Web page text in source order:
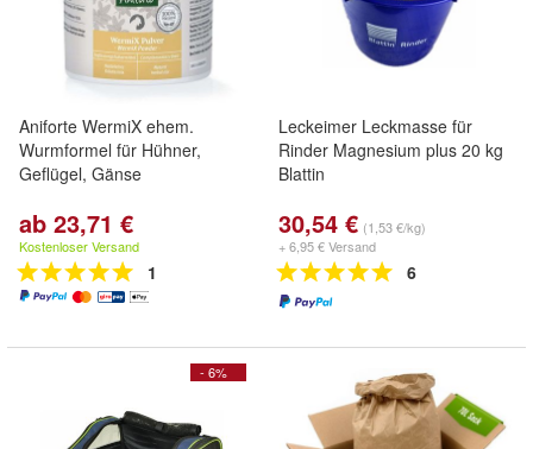
Aniforte WermiX ehem.
Wurmformel für Hühner,
Geflügel, Gänse
ab 23,71 €
Kostenloser Versand
1
Leckeimer Leckmasse für
Rinder Magnesium plus 20 kg
Blattin
30,54 € (1,53 €/kg)
+ 6,95 € Versand
6
- 6%